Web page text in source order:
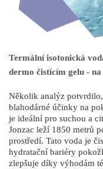
Termální isotonická
dermo čistícím gelu -
Několik analýz
blahodárné účinky na
je ideální pro suchou a
Jonzac leží 1850 metrů
prostředí. Tato voda je
hydratační bariéry
zlepšuje díky výhodám